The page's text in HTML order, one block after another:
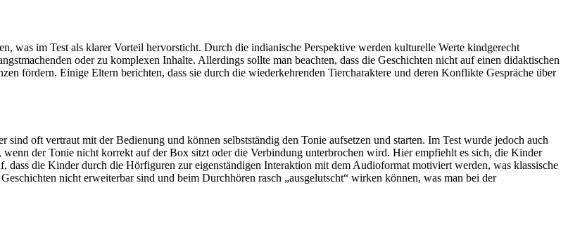
was im Test als klarer Vorteil hervorsticht. Durch die indianische Perspektive werden kulturelle Werte kindgerecht
oder zu komplexen Inhalte. Allerdings sollte man beachten, dass die Geschichten nicht auf einen didaktischen
fördern. Einige Eltern berichten, dass sie durch die wiederkehrenden Tiercharaktere und deren Konflikte Gespräche über
oft vertraut mit der Bedienung und können selbstständig den Tonie aufsetzen und starten. Im Test wurde jedoch auch
der Tonie nicht korrekt auf der Box sitzt oder die Verbindung unterbrochen wird. Hier empfiehlt es sich, die Kinder
die Kinder durch die Hörfiguren zur eigenständigen Interaktion mit dem Audioformat motiviert werden, was klassische
nicht erweiterbar sind und beim Durchhören rasch „ausgelutscht“ wirken können, was man bei der